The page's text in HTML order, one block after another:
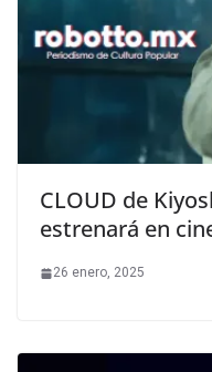
CLOUD de
estrenará en
26 enero, 2025